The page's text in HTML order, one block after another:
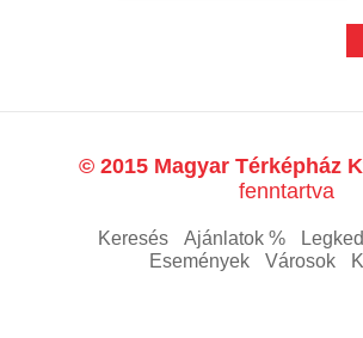
© 2015 Magyar Térképház
fenntartva
Keresés Ajánlatok %
Események
Városok